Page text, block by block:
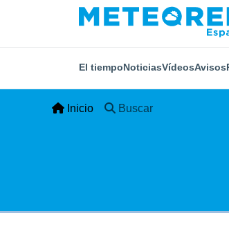
El tiempoNoticiasVídeosAvisos
Inicio Buscar